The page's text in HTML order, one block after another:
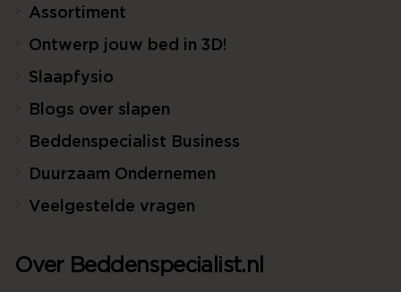
Assortiment
Ontwerp jouw bed in 3D!
Slaapfysio
Blogs over slapen
Beddenspecialist Business
Duurzaam Ondernemen
Veelgestelde vragen
Over Beddenspecialist.nl